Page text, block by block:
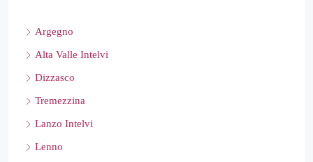
Argegno
Alta Valle Intelvi
Dizzasco
Tremezzina
Lanzo Intelvi
Lenno